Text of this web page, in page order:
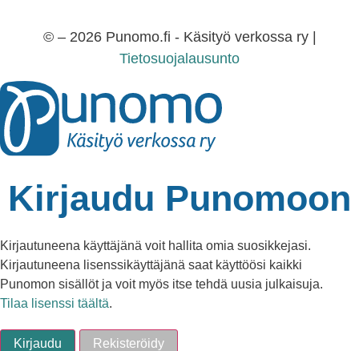
© – 2026 Punomo.fi - Käsityö verkossa ry |
Tietosuojalausunto
Kirjaudu Punomoon
Kirjautuneena käyttäjänä voit hallita omia suosikkejasi.
Kirjautuneena lisenssikäyttäjänä saat käyttöösi kaikki
Punomon sisällöt ja voit myös itse tehdä uusia julkaisuja.
Tilaa lisenssi täältä.
Kirjaudu Rekisteröidy